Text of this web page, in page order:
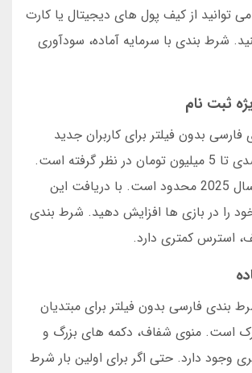
توانید از کیف پول های دیجیتال یا کارت
شرط بندی با سرمایه آماده، سودآوری
ثبت نام
بدون فیلتر برای کاربران جدید
بونوس 100 درصدی تا 5 میلیون تومان در نظر گرفته است.
این پیشنهاد در سال 2025 محدود است. با دریافت این
را در بازی ها افزایش دهید. شرط بندی
استرس کمتری دارد.
بندی فارسی بدون فیلتر برای مبتدیان
است. منوی شفاف، دکمه های بزرگ و
وجود دارد. حتی اگر برای اولین بار شرط